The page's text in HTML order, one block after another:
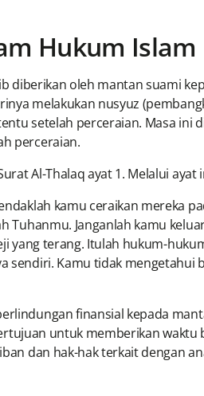
Hukum Islam
diberikan oleh mantan suami
melakukan nusyuz
setelah perceraian. Masa ini
perceraian.
Al-Thalaq ayat 1. Melalui ayat
kamu ceraikan mereka
Janganlah kamu
yang terang. Itulah hukum-
Kamu tidak mengetahui
finansial kepada
untuk memberikan waktu
dan hak-hak terkait dengan